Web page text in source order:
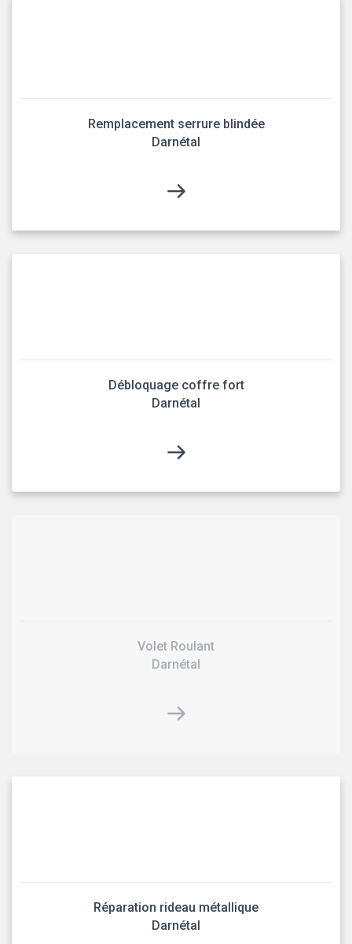
Remplacement serrure blindée
Darnétal
Débloquage coffre fort
Darnétal
Volet Roulant
Darnétal
Réparation rideau métallique
Darnétal